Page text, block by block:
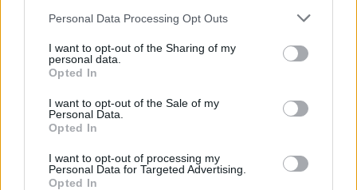
Personal Data Processing Opt Outs
I want to opt-out of the Sharing of my
personal data.
Opted In
I want to opt-out of the Sale of my
Personal Data.
Opted In
I want to opt-out of processing my
Personal Data for Targeted Advertising.
Opted In
BUX index idén már 38,5 százalékot száguldott.
Az egyedi részvények szintjén sem volt hiány a jó
sztorikból és a nagy izgalmakból, hatalmasat ralizott
panaszkodhatnak.